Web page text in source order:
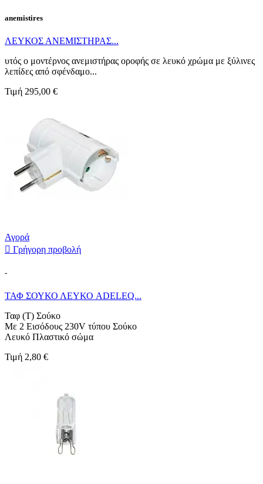
anemistires
ΛΕΥΚΟΣ ΑΝΕΜΙΣΤΗΡΑΣ...
υτός ο μοντέρνος ανεμιστήρας οροφής σε λευκό χρώμα με ξύλινες
λεπίδες από σφένδαμο...
Τιμή 295,00 €
Αγορά
 Γρήγορη προβολή
-
ΤΑΦ ΣΟΥΚΟ ΛΕΥΚΟ ADELEQ...
Ταφ (Τ) Σούκο
Με 2 Εισόδους 230V τύπου Σούκο
Λευκό Πλαστικό σώμα
Τιμή 2,80 €